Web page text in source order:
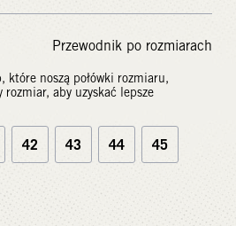
Przewodnik po rozmiarach
które noszą połówki rozmiaru,
rozmiar, aby uzyskać lepsze
42 43 44 45